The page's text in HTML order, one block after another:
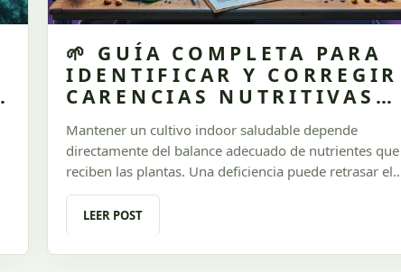
🌱 GUÍA COMPLETA PARA
IDENTIFICAR Y CORREGIR
CARENCIAS NUTRITIVAS
🍃
Mantener un cultivo indoor saludable depende
directamente del balance adecuado de nutrientes que
reciben las plantas. Una deficiencia puede retrasar el
crecimiento, mientras que un exceso puede llegar a ser
igual de problemático. En esta guía actualizada de
**Urugrow**, te brindamos todos los consejos para
identificar las carencias nutritivas más comunes,
LEER POST